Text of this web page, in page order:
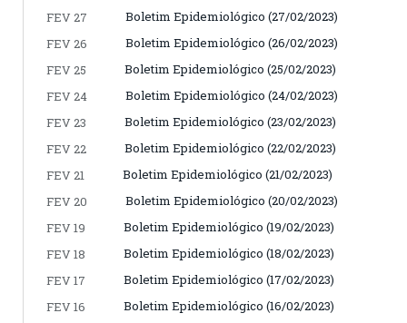
FEV 27
Boletim Epidemiológico (27/02/2023)
FEV 26
Boletim Epidemiológico (26/02/2023)
FEV 25
Boletim Epidemiológico (25/02/2023)
FEV 24
Boletim Epidemiológico (24/02/2023)
FEV 23
Boletim Epidemiológico (23/02/2023)
FEV 22
Boletim Epidemiológico (22/02/2023)
FEV 21
Boletim Epidemiológico (21/02/2023)
FEV 20
Boletim Epidemiológico (20/02/2023)
FEV 19
Boletim Epidemiológico (19/02/2023)
FEV 18
Boletim Epidemiológico (18/02/2023)
FEV 17
Boletim Epidemiológico (17/02/2023)
FEV 16
Boletim Epidemiológico (16/02/2023)